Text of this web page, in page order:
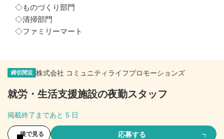
◇ものづくり部門
◇清掃部門
◇ファミリーマート
締切間近 株式会社 コミュニティライフプロモーションズ
就労・生活支援施設の夜勤スタッフ
掲載終了まであと 5 日
後で見る 応募する